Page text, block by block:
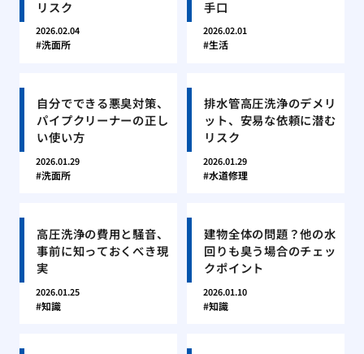
リスク
2026.02.04
洗面所
手口
2026.02.01
生活
自分でできる悪臭対策、
パイプクリーナーの正し
い使い方
2026.01.29
洗面所
排水管高圧洗浄のデメリ
ット、安易な依頼に潜む
リスク
2026.01.29
水道修理
高圧洗浄の費用と騒音、
事前に知っておくべき現
実
2026.01.25
知識
建物全体の問題？他の水
回りも臭う場合のチェッ
クポイント
2026.01.10
知識